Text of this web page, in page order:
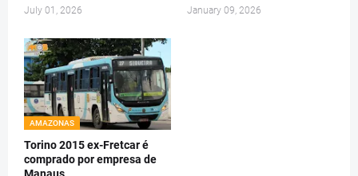
July 01, 2026 January 09, 2026
AMAZONAS
Torino 2015 ex-Fretcar é
comprado por empresa de
Manaus